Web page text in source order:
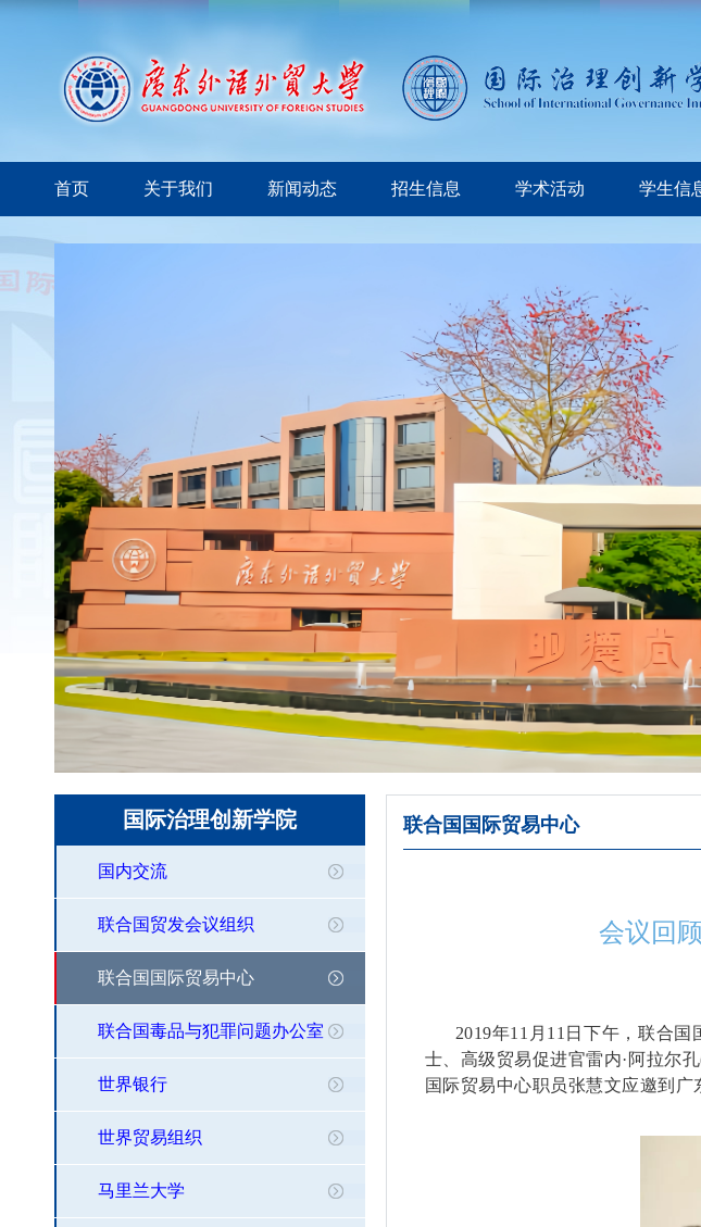
首页 关于我们 新闻动态 招生信息 学术活动 学生信
国际治理创新学院
国内交流
联合国贸发会议组织
联合国国际贸易中心
联合国毒品与犯罪问题办公室
世界银行
世界贸易组织
马里兰大学
联合国国际贸易中心
会议回
2019年11 月 11 日下午，联合国
士 、高级贸易促进官雷内· 阿拉尔孔
国际贸易中心职员张慧文应邀到